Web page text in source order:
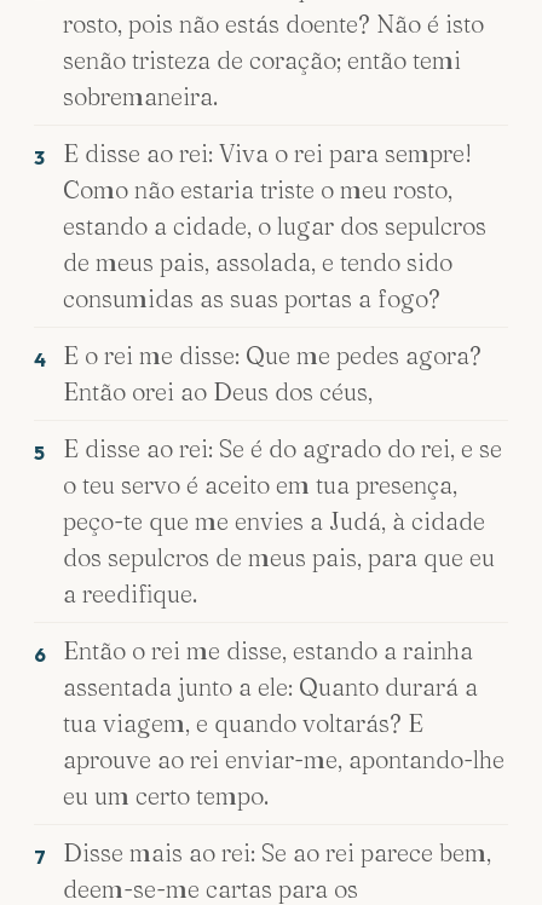
rosto, pois não estás doente? Não é isto
senão tristeza de coração; então temi
sobremaneira.
3
E disse ao rei: Viva o rei para sempre!
Como não estaria triste o meu rosto,
estando a cidade, o lugar dos sepulcros
de meus pais, assolada, e tendo sido
consumidas as suas portas a fogo?
4
E o rei me disse: Que me pedes agora?
Então orei ao Deus dos céus,
5
E disse ao rei: Se é do agrado do rei, e se
o teu servo é aceito em tua presença,
peço-te que me envies a Judá, à cidade
dos sepulcros de meus pais, para que eu
a reedifique.
6
Então o rei me disse, estando a rainha
assentada junto a ele: Quanto durará a
tua viagem, e quando voltarás? E
aprouve ao rei enviar-me, apontando-lhe
eu um certo tempo.
7
Disse mais ao rei: Se ao rei parece bem,
deem-se-me cartas para os